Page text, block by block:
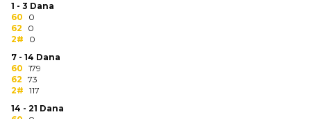
TERMOSI
BOCE
TEHNOLOGIJA
1 - 3 Dana
60
0
62
0
2#
0
7 - 14 Dana
60 179
62 73
2# 117
14 - 21 Dana